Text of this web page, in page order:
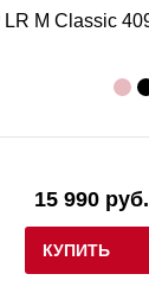
КУПИТЬ
15 990 руб.